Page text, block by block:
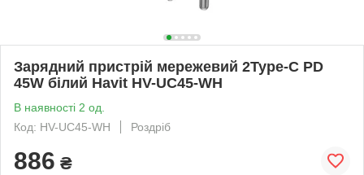
Зарядний пристрій мережевий 2Type-C PD
45W білий Havit HV-UC45-WH
В наявності 2 од.
Код: HV-UC45-WH
Роздріб
886 ₴